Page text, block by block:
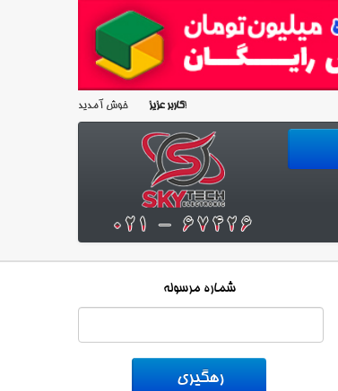
کاربر عزیزخوش آمدید!
شماره مرسوله